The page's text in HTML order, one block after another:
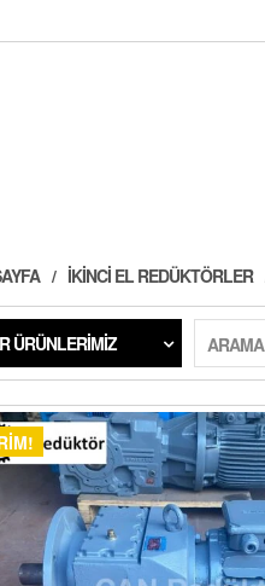
İKINCI EL REDÜKTÖRLER
ÜRÜNLERIMIZ ARAMA